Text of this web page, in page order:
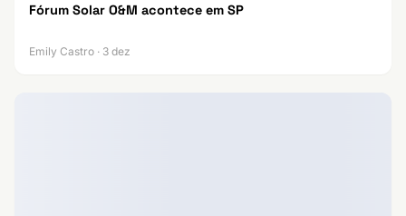
Fórum Solar O&M acontece em SP
Emily Castro · 3 dez